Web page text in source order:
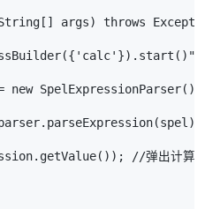
[] args) throws
new SpelExpressionParser();
. parseExpression(spel );
. getValue()); //弹出计算